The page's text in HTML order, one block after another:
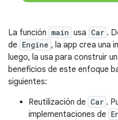
La función main usa Car .
de Engine , la app crea una
luego, la usa para construir
beneficios de este enfoque
siguientes:
Reutilización de Car .
implementaciones de